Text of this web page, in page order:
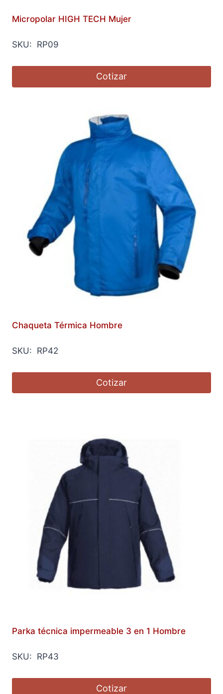
Micropolar HIGH TECH Mujer
SKU: RP09
Cotizar
Chaqueta Térmica Hombre
SKU: RP42
Cotizar
Parka técnica impermeable 3 en 1 Hombre
SKU: RP43
Cotizar